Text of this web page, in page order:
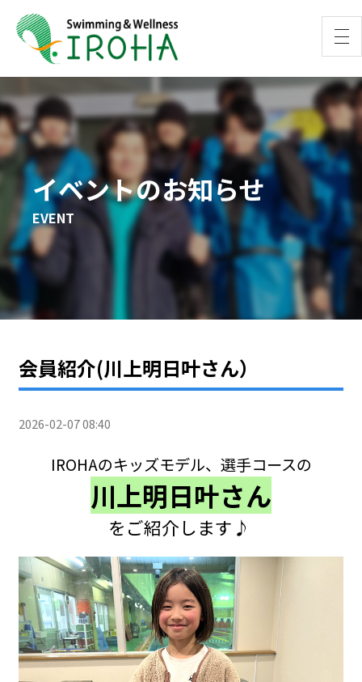
イベントのお知らせ
EVENT
会員紹介(川上明日叶さん）
2026-02-07 08:40
IROHAのキッズモデル、選手コースの
川上明日叶さん
をご紹介します♪